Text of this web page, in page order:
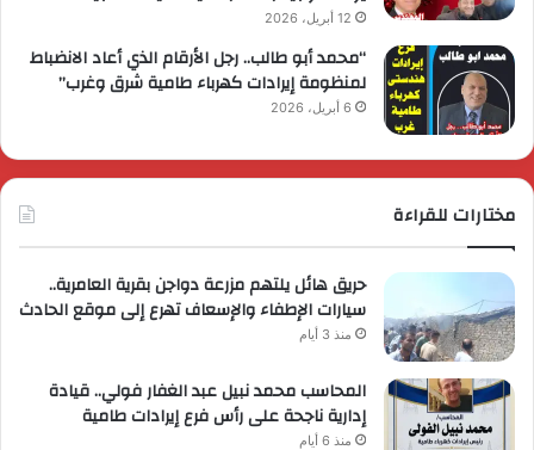
12 أبريل، 2026
“محمد أبو طالب.. رجل الأرقام الذي أعاد الانضباط
لمنظومة إيرادات كهرباء طامية شرق وغرب”
6 أبريل، 2026
مختارات للقراءة
حريق هائل يلتهم مزرعة دواجن بقرية العامرية..
سيارات الإطفاء والإسعاف تهرع إلى موقع الحادث
منذ 3 أيام
المحاسب محمد نبيل عبد الغفار فولي.. قيادة
إدارية ناجحة على رأس فرع إيرادات طامية
منذ 6 أيام